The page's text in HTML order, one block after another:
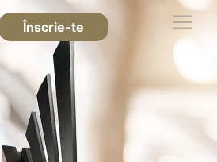
Înscrie-te